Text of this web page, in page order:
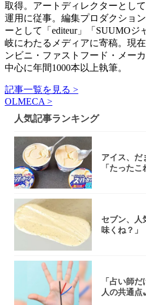
取得。アートディレクターとし
運用に従事。編集プロダクショ
ーとして「editeur」「SUUMOジ
岐にわたるメディアに寄稿。現
ンビニ・ファストフード・メー
中心に年間1000本以上執筆。
記事一覧を見る >
OLMECA >
人気記事ランキング
アイス、だ
「たった
セブン、人
味くね？」
「占い師
人の共通点